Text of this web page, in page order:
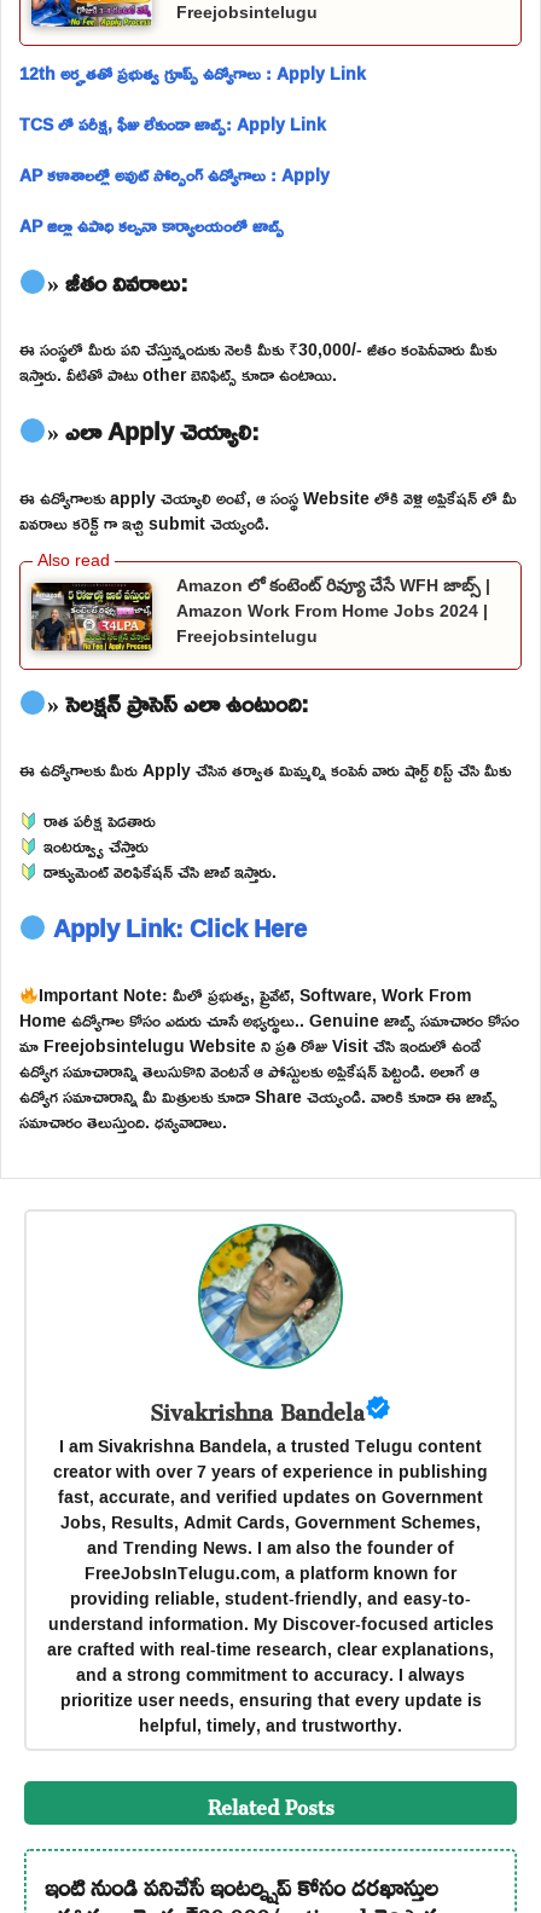
Freejobsintelugu
12th అర్హతతో ప్రభుత్వ గ్రూప్స్ ఉద్యోగాలు : Apply Link
TCS లో పరీక్ష, ఫీజు లేకుండా జాబ్స్: Apply Link
AP కళాశాలల్లో అవుట్ సోర్సింగ్ ఉద్యోగాలు : Apply
AP జిల్లా ఉపాధి కల్పనా కార్యాలయంలో జాబ్స్
» జీతం వివరాలు:
ఈ సంస్థలో మీరు పని చేస్తున్నందుకు నెలకి మీకు ₹30,000/- జీతం కంపెనీవారు మీకు
ఇస్తారు. వీటితో పాటు other బెనిఫిట్స్ కూడా ఉంటాయి.
» ఎలా Apply చెయ్యాలి:
ఈ ఉద్యోగాలకు apply చెయ్యాలి అంటే, ఆ సంస్థ Website లోకి వెళ్లి అప్లికేషన్ లో మీ
వివరాలు కరెక్ట్ గా ఇచ్చి submit చెయ్యండి.
Amazon లో కంటెంట్ రివ్యూ చేసే WFH జాబ్స్ |
Amazon Work From Home Jobs 2024 |
Freejobsintelugu
» సెలక్షన్ ప్రాసెస్ ఎలా ఉంటుంది:
ఈ ఉద్యోగాలకు మీరు Apply చేసిన తర్వాత మిమ్మల్ని కంపెనీ వారు షార్ట్ లిస్ట్ చేసి మీకు
రాత పరీక్ష పెడతారు
ఇంటర్వ్యూ చేస్తారు
డాక్యుమెంట్ వెరిఫికేషన్ చేసి జాబ్ ఇస్తారు.
Apply Link: Click Here
Important Note: మీలో ప్రభుత్వ, ప్రైవేట్, Software, Work From
Home ఉద్యోగాల కోసం ఎదురు చూసే అభ్యర్థులు.. Genuine జాబ్స్ సమాచారం కోసం
మా Freejobsintelugu Website ని ప్రతి రోజు Visit చేసి ఇందులో ఉండే
ఉద్యోగ సమాచారాన్ని తెలుసుకొని వెంటనే ఆ పోస్టులకు అప్లికేషన్ పెట్టండి. అలాగే ఆ
ఉద్యోగ సమాచారాన్ని మీ మిత్రులకు కూడా Share చెయ్యండి. వారికి కూడా ఈ జాబ్స్
సమాచారం తెలుస్తుంది. ధన్యవాదాలు.
Sivakrishna Bandela
I am Sivakrishna Bandela, a trusted Telugu content
creator with over 7 years of experience in publishing
fast, accurate, and verified updates on Government
Jobs, Results, Admit Cards, Government Schemes,
and Trending News. I am also the founder of
FreeJobsInTelugu.com, a platform known for
providing reliable, student-friendly, and easy-to-
understand information. My Discover-focused articles
are crafted with real-time research, clear explanations,
and a strong commitment to accuracy. I always
prioritize user needs, ensuring that every update is
helpful, timely, and trustworthy.
Related Posts
ఇంటి నుండి పనిచేసే ఇంటర్న్షిప్ కోసం దరఖాస్తుల